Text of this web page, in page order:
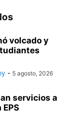
volcado y
- 5 agosto, 2026
servicios a